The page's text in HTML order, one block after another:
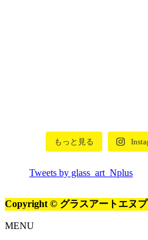
もっと見る
Tweets by glass_art_Nplus
Copyright © グラスアートエヌ
MENU